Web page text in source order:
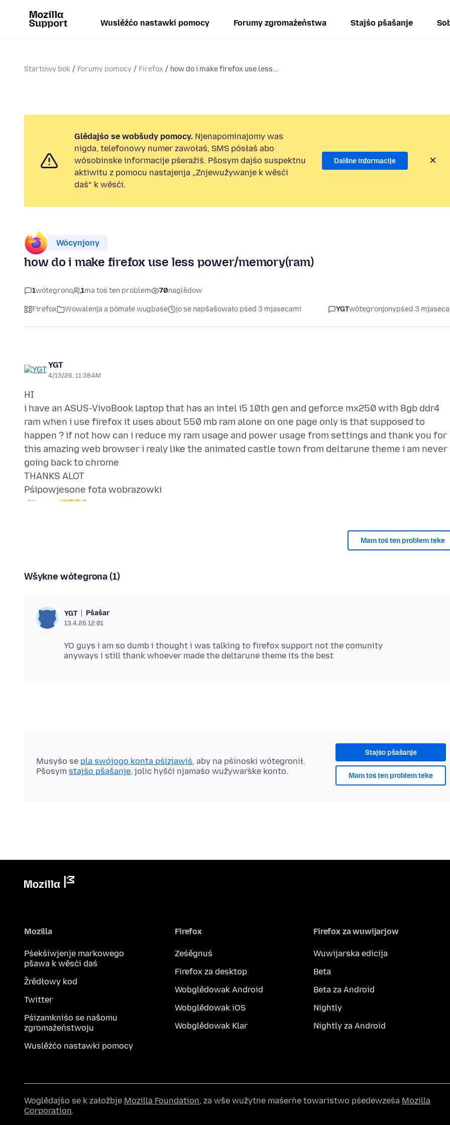
Wuslěźćo nastawki pomocy Forumy zgromaźeństwa Stajśo pšašanje
Startowy bok Forumy pomocy Firefox how do i make firefox use less...
Glědajśo se wobšudy pomocy. Njenapominajomy was
nigda, telefonowy numer zawołaś, SMS pósłaś abo
wósobinske informacije pśeraźiś. Pšosym dajśo suspektnu
aktiwitu z pomocu nastajenja „Znjewužywanje k wěsći
daś“ k wěsći.
Dalšne informacije
Wócynjony
how do i make firefox use less power/memory(ram)
1wótegrono 1ma toś ten problem 70naglědow
Firefox Wowalenja a pómałe wugbaśe jo se napšašowało pśed 3 mjasecami YGTwótegronjonypśed 3
YGT
4/13/26, 11:38 AM
HI
i have an ASUS-VivoBook laptop that has an intel i5 10th gen and geforce mx250 with 8gb ddr4
ram when i use firefox it uses about 550 mb ram alone on one page only is that supposed to
happen ? if not how can i reduce my ram usage and power usage from settings and thank you for
this amazing web browser i realy like the animated castle town from deltarune theme i am never
going back to chrome
Pśipowjesone fota wobrazowki
Mam toś ten problem teke
Wšykne wótegrona (1)
YGT Pšašaŕ
13.4.26 12:01
YO guys i am so dumb i thought i was talking to firefox support not the comunity
Stajśo pšašanje
Mam toś ten problem teke
Musyśo se pla swójogo konta pśizjawiś, aby na pśinoski wótegronił.
Pšosym stajśo pšašanje, jolic hyšći njamaśo wužywaŕske konto.
Mozilla
Pśekśiwjenje markowego
pšawa k wěsći daś
Žrědłowy kod
Twitter
Pśizamkniśo se našomu
zgromaźeństwoju
Wuslěźćo nastawki pomocy
Firefox
Ześěgnuś
Firefox za desktop
Wobglědowak Android
Wobglědowak iOS
Wobglědowak Klar
Firefox za wuwijarjow
Wuwijarska edicija
Beta
Beta za Android
Nightly
Nightly za Android
Woglědajśo se k załožbje Mozilla Foundation, za wše wužytne maśeŕne towaristwo pśedewześa Mozilla
Corporation.